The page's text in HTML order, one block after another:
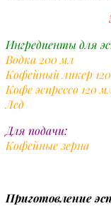
Ингредиенты для
Водка 200 мл
Кофейный ликер
Кофе эспрессо 120
Лед
Для подачи:
Кофейные зерна
Приготовление